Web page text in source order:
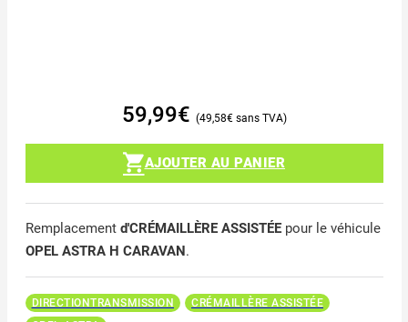
59,99€ 49,58€
AJOUTER AU PANIER
Remplacement d'CRÉMAILLÈRE ASSISTÉEpour le véhicule
OPEL ASTRA H CARAVAN .
DIRECTIONTRANSMISSION
CRÉMAILLÈRE ASSISTÉE